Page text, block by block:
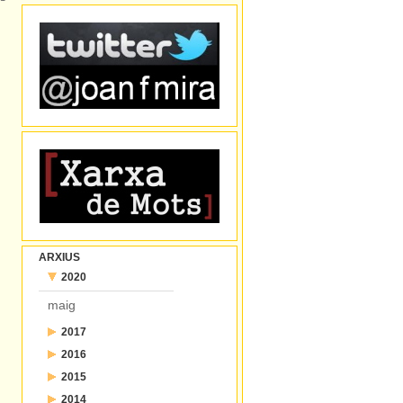
ARXIUS
2020
maig
2017
juliol2016
desembre
2015
2014